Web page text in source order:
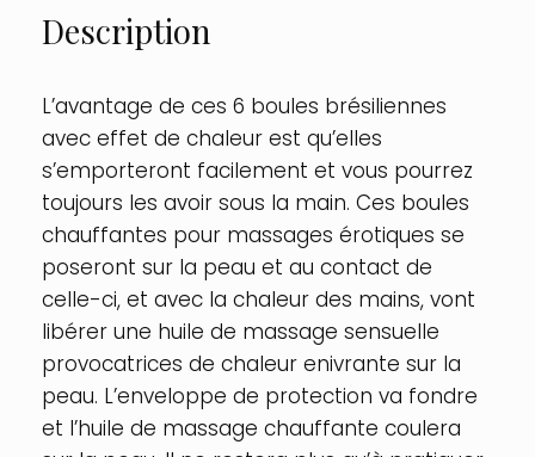
Par
6,
Neutre
Description
L’avantage de ces 6 boules brésiliennes
avec effet de chaleur est qu’elles
s’emporteront facilement et vous pourrez
toujours les avoir sous la main. Ces boules
chauffantes pour massages érotiques se
poseront sur la peau et au contact de
celle-ci, et avec la chaleur des mains, vont
libérer une huile de massage sensuelle
provocatrices de chaleur enivrante sur la
peau. L’enveloppe de protection va fondre
et l’huile de massage chauffante coulera